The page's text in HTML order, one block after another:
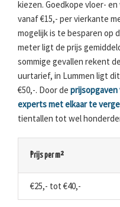
kiezen. Goedkope vloer-
vanaf €15,- per vierkante
mogelijk is te besparen op
meter ligt de prijs
sommige gevallen rekent
uurtarief, in Lummen ligt
€50,-. Door de
experts met elkaar te
tientallen tot wel
Prijs per m²
€25,- tot €40,-